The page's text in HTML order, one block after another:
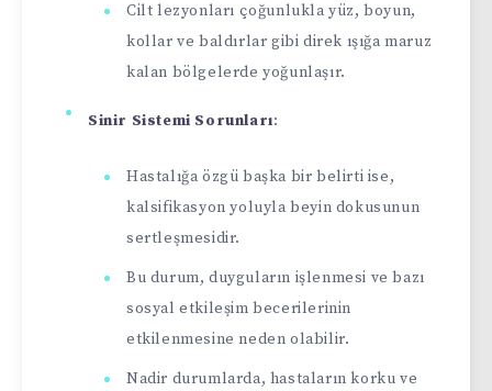
Cilt lezyonları çoğunlukla yüz, boyun,
kollar ve baldırlar gibi direk ışığa maruz
kalan bölgelerde yoğunlaşır.
Sinir Sistemi Sorunları:
Hastalığa özgü başka bir belirti ise,
kalsifikasyon yoluyla beyin dokusunun
sertleşmesidir.
Bu durum, duyguların işlenmesi ve bazı
sosyal etkileşim becerilerinin
etkilenmesine neden olabilir.
Nadir durumlarda, hastaların korku ve